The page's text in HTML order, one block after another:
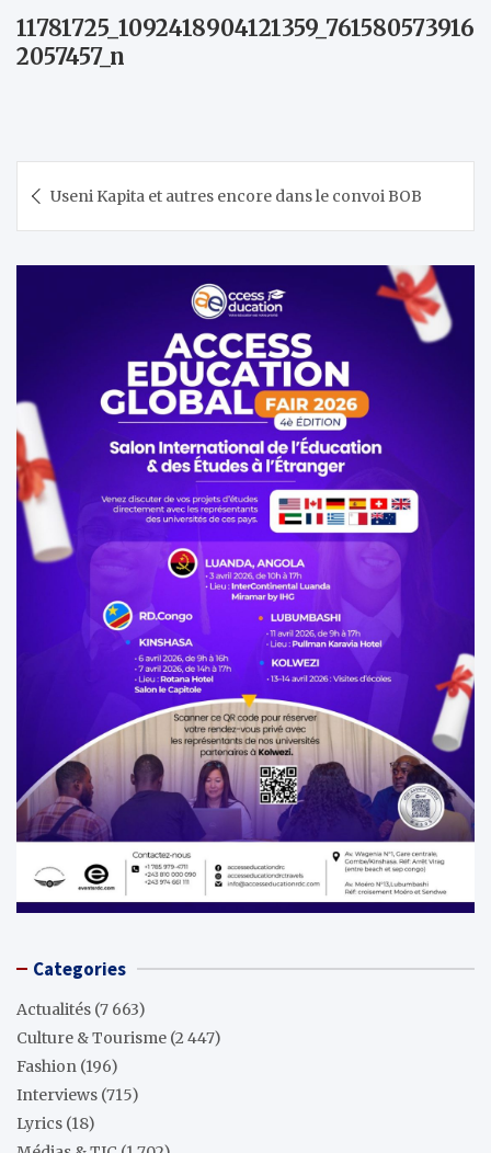
11781725_1092418904121359_761580573916
2057457_n
de Useni Kapita et autres encore dans le convoi BOB
Categories
Actualités (7 663)
Culture & Tourisme (2 447)
Fashion (196)
Interviews (715)
Lyrics (18)